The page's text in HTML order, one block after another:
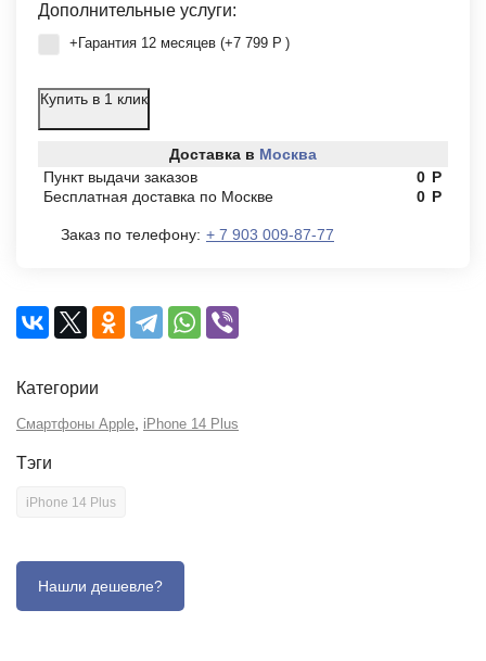
Дополнительные услуги:
+Гарантия 12 месяцев (+7 799 Р )
Купить в 1 клик
Доставка в Москва
Пункт выдачи заказов
0 Р
Бесплатная доставка по Москве
0 Р
Заказ по телефону: + 7 903 009-87-77
Категории
Смартфоны Apple iPhone 14 Plus
Тэги
iPhone 14 Plus